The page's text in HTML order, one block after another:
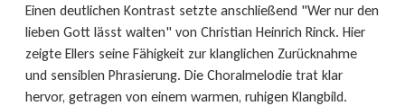
Einen deutlichen Kontrast setzte anschließend "Wer nur den
lieben Gott lässt walten" von Christian Heinrich Rinck. Hier
zeigte Ellers seine Fähigkeit zur klanglichen Zurücknahme
und sensiblen Phrasierung. Die Choralmelodie trat klar
hervor, getragen von einem warmen, ruhigen Klangbild.